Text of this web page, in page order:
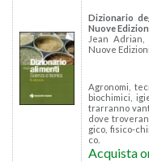
Di­zio­na­rio
Nuove
Jean Adrian,
Nuove
Agro­no­mi,
bio­chi­mi­ci,
trar­ran­no
dove
g­i­co, fi­si­co-
co.
Ac­qui­sta